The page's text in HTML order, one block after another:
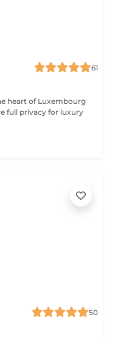
61
heart of Luxembourg
50